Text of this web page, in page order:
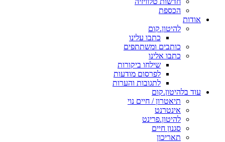
הכספת
אודות
להיטון.קום
כתבו עלינו
כותבים ומשתתפים
כתבו אלינו
שילחו ביקורות
לפרסום מודעות
לתגובות והערות
עוד בלהיטון.קום
תיאטרון / חיים נוי
אינטרנט
להיטון.פרינט
סגנון חיים
תאריכון